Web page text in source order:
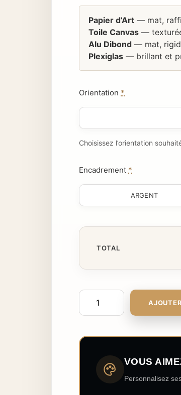
Papier d’Art — mat,
Toile Canvas —
Alu Dibond — mat,
Plexiglas — brillant et
Orientation *
Choisissez l’orientation
Encadrement *
ARGENT
TOTAL
VOUS
Personnalisez